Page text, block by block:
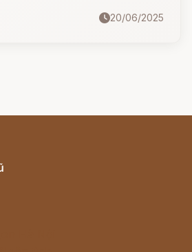
ngờ, anh đầy tớ thông
20/06/2025